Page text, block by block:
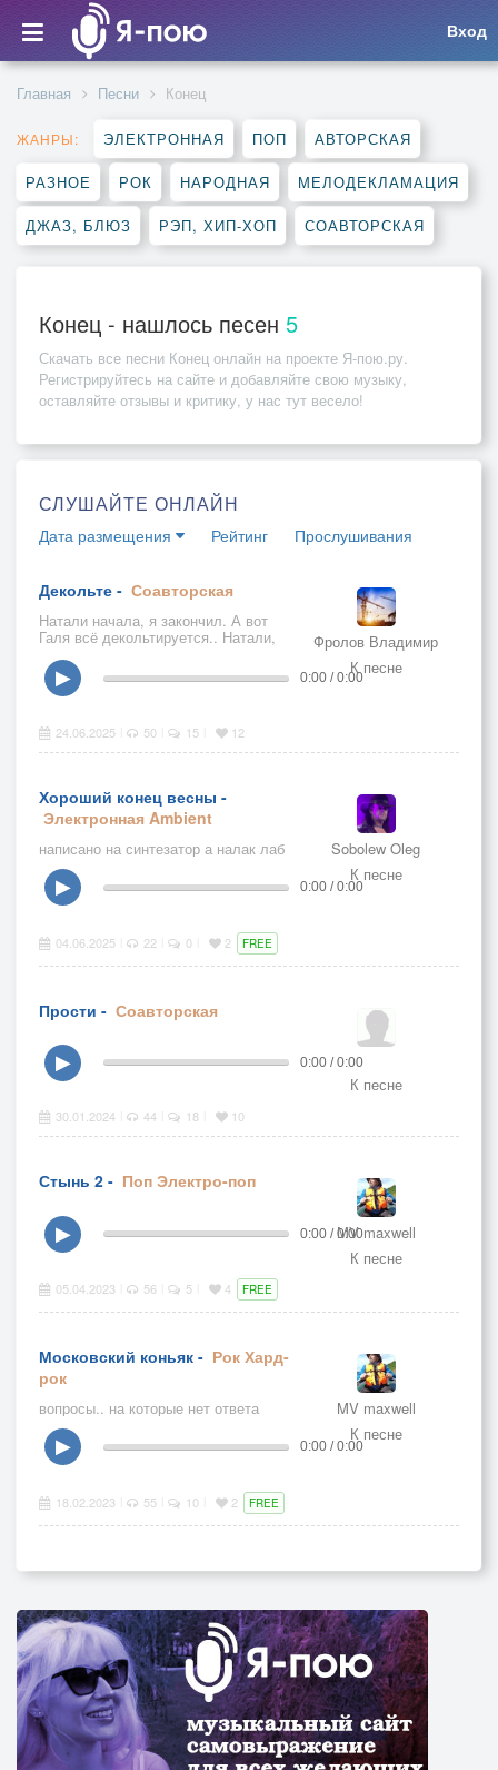
Вход
Главная Песни Конец
ЖАНРЫ: ЭЛЕКТРОННАЯ ПОП АВТОРСКАЯ
РАЗНОЕ РОК НАРОДНАЯ МЕЛОДЕКЛАМАЦИЯ
ДЖАЗ, БЛЮЗ РЭП, ХИП-ХОП СОАВТОРСКАЯ
Конец - нашлось песен 5
Скачать все песни Конец онлайн на проекте Я-пою.ру.
Регистрируйтесь на сайте и добавляйте свою музыку,
оставляйте отзывы и критику, у нас тут весело!
СЛУШАЙТЕ ОНЛАЙН
Дата размещения Рейтинг Прослушивания
Декольте - Соавторская
Натали начала, я закончил. А вот
Галя всё декольтируется.. Натали,
твои ожидания оправдались ?
Фролов Владимир
К песне
▶ 0:00 / 0:00
24.06.2025 50 15 12
Хороший конец весны -
Электронная Ambient
написано на синтезатор а налак лаб
Sobolew Oleg
К песне
▶ 0:00 / 0:00
04.06.2025 22 0 2 FREE
Прости - Соавторская
К песне
▶ 0:00 / 0:00
30.01.2024 44 18 10
Стынь 2 - Поп Электро-поп
MV maxwell
К песне
▶ 0:00 / 0:00
05.04.2023 56 5 4 FREE
Московский коньяк - Рок Хард-
рок
вопросы.. на которые нет ответа
MV maxwell
К песне
▶ 0:00 / 0:00
18.02.2023 55 10 2 FREE